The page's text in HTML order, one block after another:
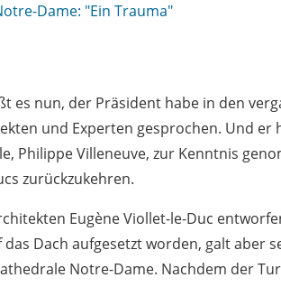
Dame: "Ein Trauma"
es nun, der Präsident habe in den
und Experten gesprochen. Und er
Philippe Villeneuve, zur Kenntnis
zurückzukehren.
Eugène Viollet-le-Duc
das Dach aufgesetzt worden, galt aber
Notre-Dame. Nachdem der